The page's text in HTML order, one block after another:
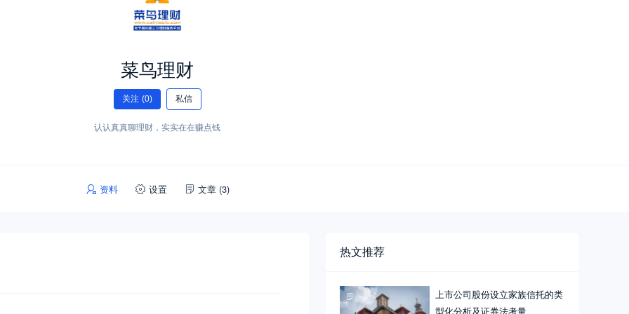
菜鸟理财
关注 (0) 私信
认认真真聊理财，实实在在赚点钱
资料 设置 文章 (3)
热文推荐
上市公司股份设立家族信托的类
型化分析及证券法考量